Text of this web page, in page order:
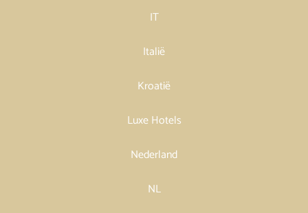
IT
Italië
Kroatië
Luxe Hotels
Nederland
NL